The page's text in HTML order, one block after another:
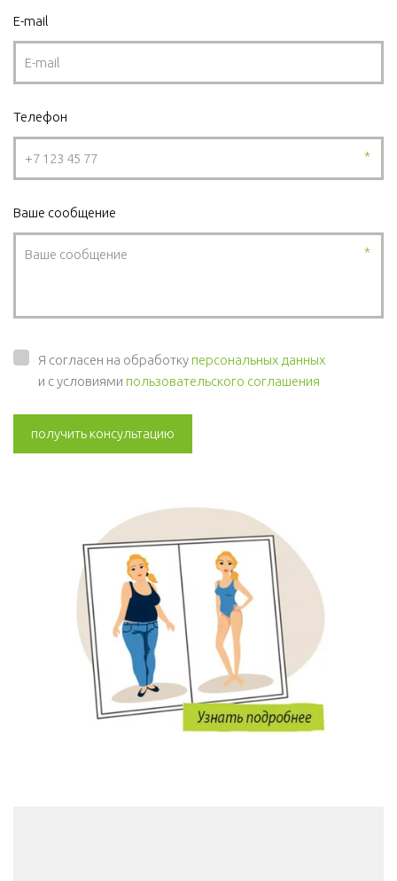
E-mail
Телефон
*
Ваше сообщение
*
Я согласен на обработкуперсональных данных
и с условиями пользовательского соглашения
получить консультацию